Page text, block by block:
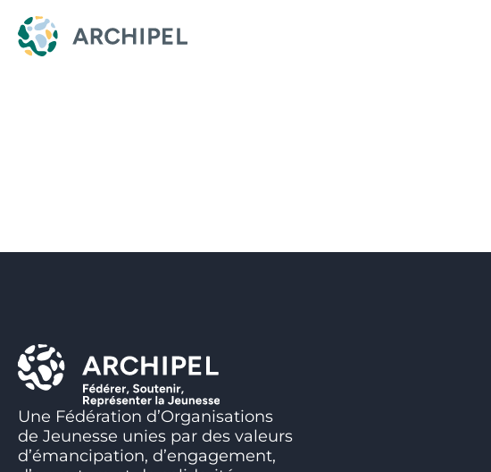
Une Fédération d’Organisations
de Jeunesse unies par des valeurs
d’émancipation, d’engagement,